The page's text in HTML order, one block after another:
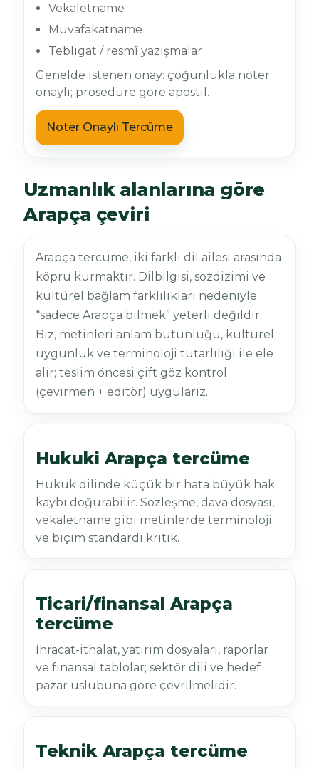
Vekaletname
Muvafakatname
Tebligat / resmî yazışmalar
Genelde istenen onay: çoğunlukla noter
onaylı; prosedüre göre apostil.
Noter Onaylı Tercüme
Uzmanlık alanlarına göre
Arapça çeviri
Arapça tercüme, iki farklı dil ailesi arasında
köprü kurmaktır. Dilbilgisi, sözdizimi ve
kültürel bağlam farklılıkları nedeniyle
“sadece Arapça bilmek” yeterli değildir.
Biz, metinleri anlam bütünlüğü, kültürel
uygunluk ve terminoloji tutarlılığı ile ele
alır; teslim öncesi çift göz kontrol
(çevirmen + editör) uygularız.
Hukuki Arapça tercüme
Hukuk dilinde küçük bir hata büyük hak
kaybı doğurabilir. Sözleşme, dava dosyası,
vekaletname gibi metinlerde terminoloji
ve biçim standardı kritik.
Ticari/finansal Arapça
tercüme
İhracat-ithalat, yatırım dosyaları, raporlar
ve finansal tablolar; sektör dili ve hedef
pazar üslubuna göre çevrilmelidir.
Teknik Arapça tercüme